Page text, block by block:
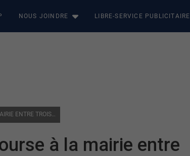
NOUS JOINDRE LIBRE-SERVICE PUBLICITAIRE
LAVERLOCHÈRE-ANGLIERS : COURSE À LA MAIRIE ENTRE TROIS CANDIDATS
à la mairie entre